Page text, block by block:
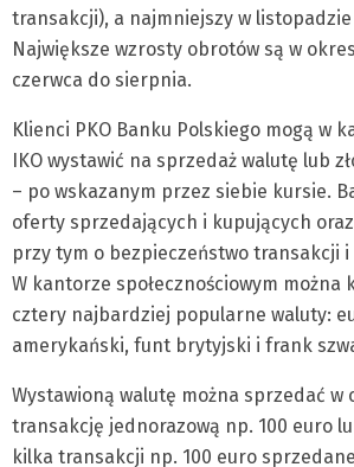
transakcji), a najmniejszy w listopadzie
Największe wzrosty obrotów są w
czerwca do sierpnia.
Klienci PKO Banku Polskiego mogą w
IKO wystawić na sprzedaż walutę lub
– po wskazanym przez siebie kursie.
oferty sprzedających i kupujących
przy tym o bezpieczeństwo transakcji
W kantorze społecznościowym można
cztery najbardziej popularne waluty:
amerykański, funt brytyjski i frank
Wystawioną walutę można sprzedać w
transakcję jednorazową np. 100 euro
kilka transakcji np. 100 euro